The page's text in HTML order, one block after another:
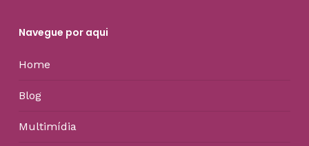
Navegue por aqui
Home
Blog
Multimídia